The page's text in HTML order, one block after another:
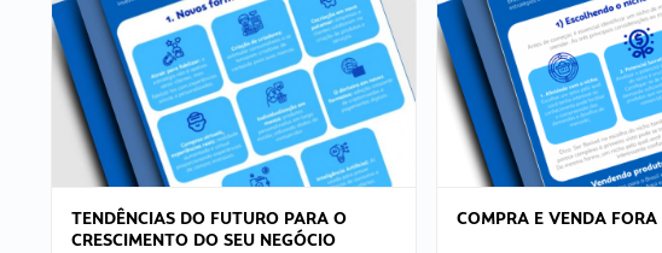
TENDÊNCIAS DO FUTURO PARA O
CRESCIMENTO DO SEU NEGÓCIO
COMPRA E VENDA